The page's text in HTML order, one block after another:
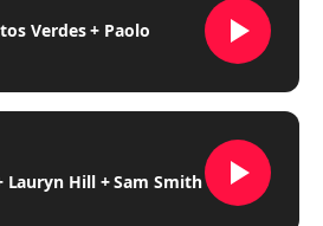
Verdes + Paolo
Lauryn Hill + Sam Smith